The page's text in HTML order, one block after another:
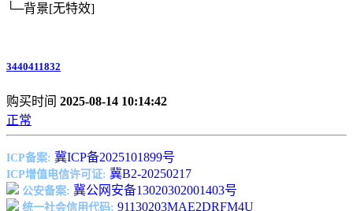
└─背景[无特效]
3440411832
购买时间 2025-08-14 10:14:42
正常
ICP备案: 冀ICP备2025101899号
ICP增值电信许可证: 冀B2-20250217
公安备案: 冀公网安备13020302001403号
统一社会信用代码: 91130203MAE2DRFM4U